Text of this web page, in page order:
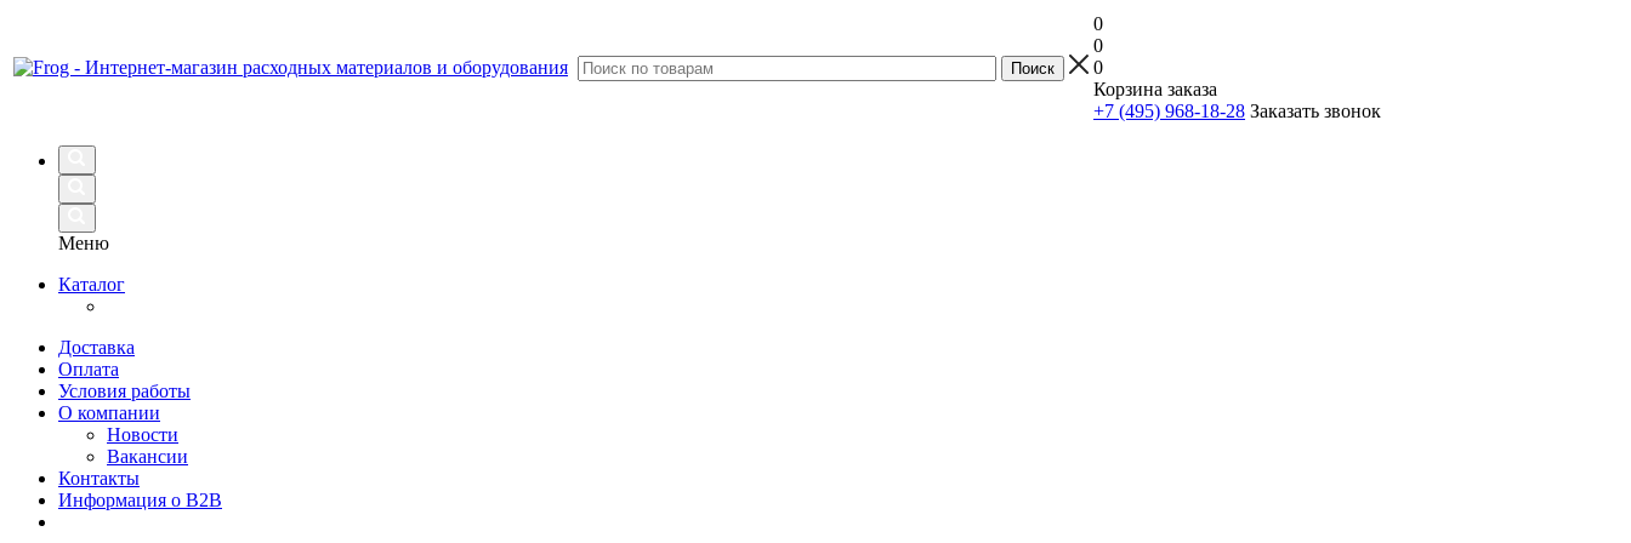
0
0
0
Корзина заказа
+7 (495) 968-18-28 Заказать звонок
Меню
Каталог
Доставка
Оплата
Условия работы
О компании
Новости
Вакансии
Контакты
Информация о B2B